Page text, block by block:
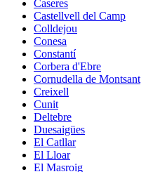
Caseres
Castellvell del Camp
Colldejou
Conesa
Constantí
Corbera d'Ebre
Cornudella de Montsant
Creixell
Cunit
Deltebre
Duesaigües
El Catllar
El Lloar
El Masroig